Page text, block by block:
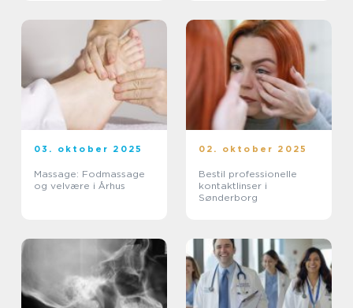
03. oktober 2025
Massage: Fodmassage
og velvære i Århus
02. oktober 2025
Bestil professionelle
kontaktlinser i
Sønderborg